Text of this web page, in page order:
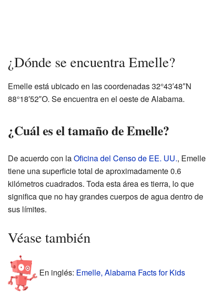
¿Dónde se encuentra Emelle?
Emelle está ubicado en las coordenadas 32°43′48″N
88°18′52″O. Se encuentra en el oeste de Alabama.
¿Cuál es el tamaño de Emelle?
De acuerdo con laOficina del Censo de EE. UU., Emelle
tiene una superficie total de aproximadamente 0.6
kilómetros cuadrados. Toda esta área es tierra, lo que
significa que no hay grandes cuerpos de agua dentro de
sus límites.
Véase también
En inglés: Emelle, Alabama Facts for Kids